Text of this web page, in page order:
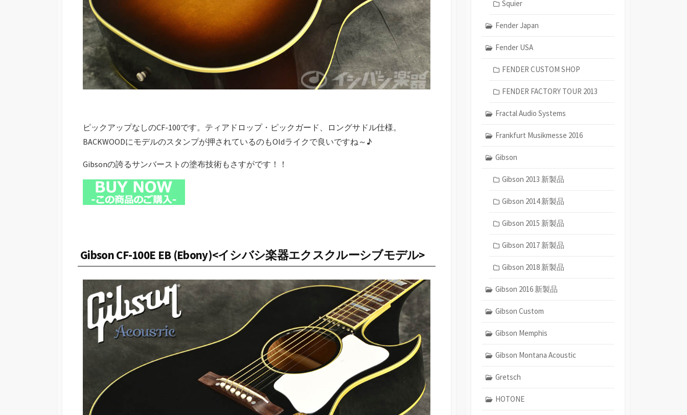
ピックアップなしのCF-100です。ティアドロップ・ピックガード、ロングサドル仕様。
BACKWOODにモデルのスタンプが押されているのもOldライクで良いですね～♪
Gibsonの誇るサンバーストの塗布技術もさすがです！！
Gibson CF-100E EB (Ebony)<イシバシ楽器エクスクルーシブモデル>
Squier
Fender Japan
Fender USA
FENDER CUSTOM SHOP
FENDER FACTORY TOUR 2013
Fractal Audio Systems
Frankfurt Musikmesse 2016
Gibson
Gibson 2013 新製品
Gibson 2014 新製品
Gibson 2015 新製品
Gibson 2017 新製品
Gibson 2018 新製品
Gibson 2016 新製品
Gibson Custom
Gibson Memphis
Gibson Montana Acoustic
Gretsch
HOTONE